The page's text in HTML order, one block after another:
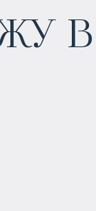
в
$ 102 656